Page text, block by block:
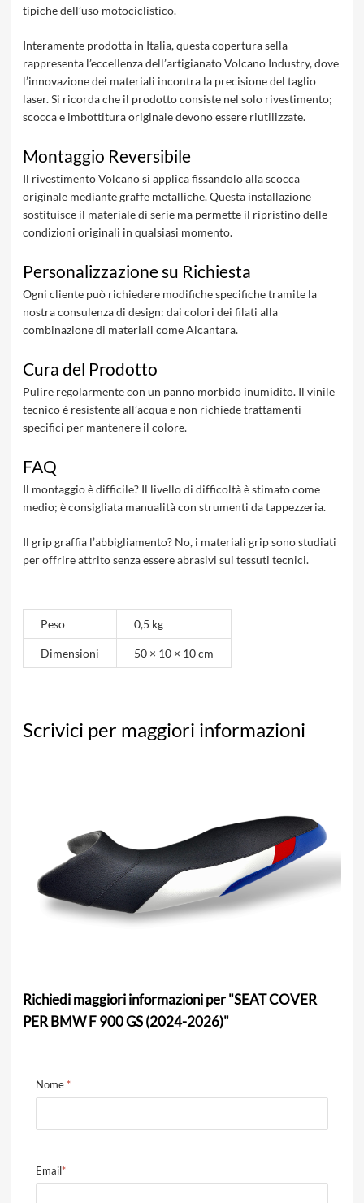
tipiche dell’uso motociclistico.
Interamente prodotta in Italia, questa copertura sella
rappresenta l’eccellenza dell’artigianato Volcano Industry, dove
l’innovazione dei materiali incontra la precisione del taglio
laser. Si ricorda che il prodotto consiste nel solo rivestimento;
scocca e imbottitura originale devono essere riutilizzate.
Montaggio Reversibile
Il rivestimento Volcano si applica fissandolo alla scocca
originale mediante graffe metalliche. Questa installazione
sostituisce il materiale di serie ma permette il ripristino delle
condizioni originali in qualsiasi momento.
Personalizzazione su Richiesta
Ogni cliente può richiedere modifiche specifiche tramite la
nostra consulenza di design: dai colori dei filati alla
combinazione di materiali come Alcantara.
Cura del Prodotto
Pulire regolarmente con un panno morbido inumidito. Il vinile
tecnico è resistente all’acqua e non richiede trattamenti
specifici per mantenere il colore.
FAQ
Il montaggio è difficile? Il livello di difficoltà è stimato come
medio; è consigliata manualità con strumenti da tappezzeria.
Il grip graffia l’abbigliamento? No, i materiali grip sono studiati
per offrire attrito senza essere abrasivi sui tessuti tecnici.
Peso 0,5 kg
Dimensioni 50 × 10 × 10 cm
Scrivici per maggiori informazioni
Richiedi maggiori informazioni per "SEAT COVER
PER BMW F 900 GS (2024-2026)"
Nome*
Email*